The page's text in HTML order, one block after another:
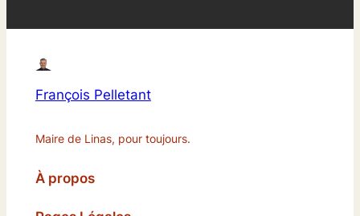
François Pelletant
Maire de Linas, pour toujours.
À propos